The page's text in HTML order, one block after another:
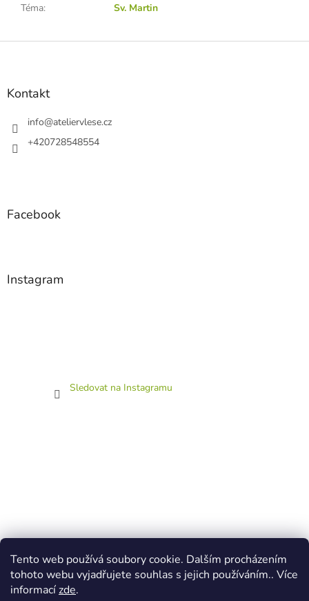
Tento web používá soubory cookie. Dalším procházením
tohoto webu vyjadřujete souhlas s jejich používáním.. Více
informacízde.
Téma: Sv. Martin
Z
Kontakt
info@ateliervlese.cz
+420728548554
Facebook
Instagram
Sledovat na Instagramu